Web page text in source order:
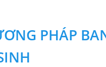
PHÁP